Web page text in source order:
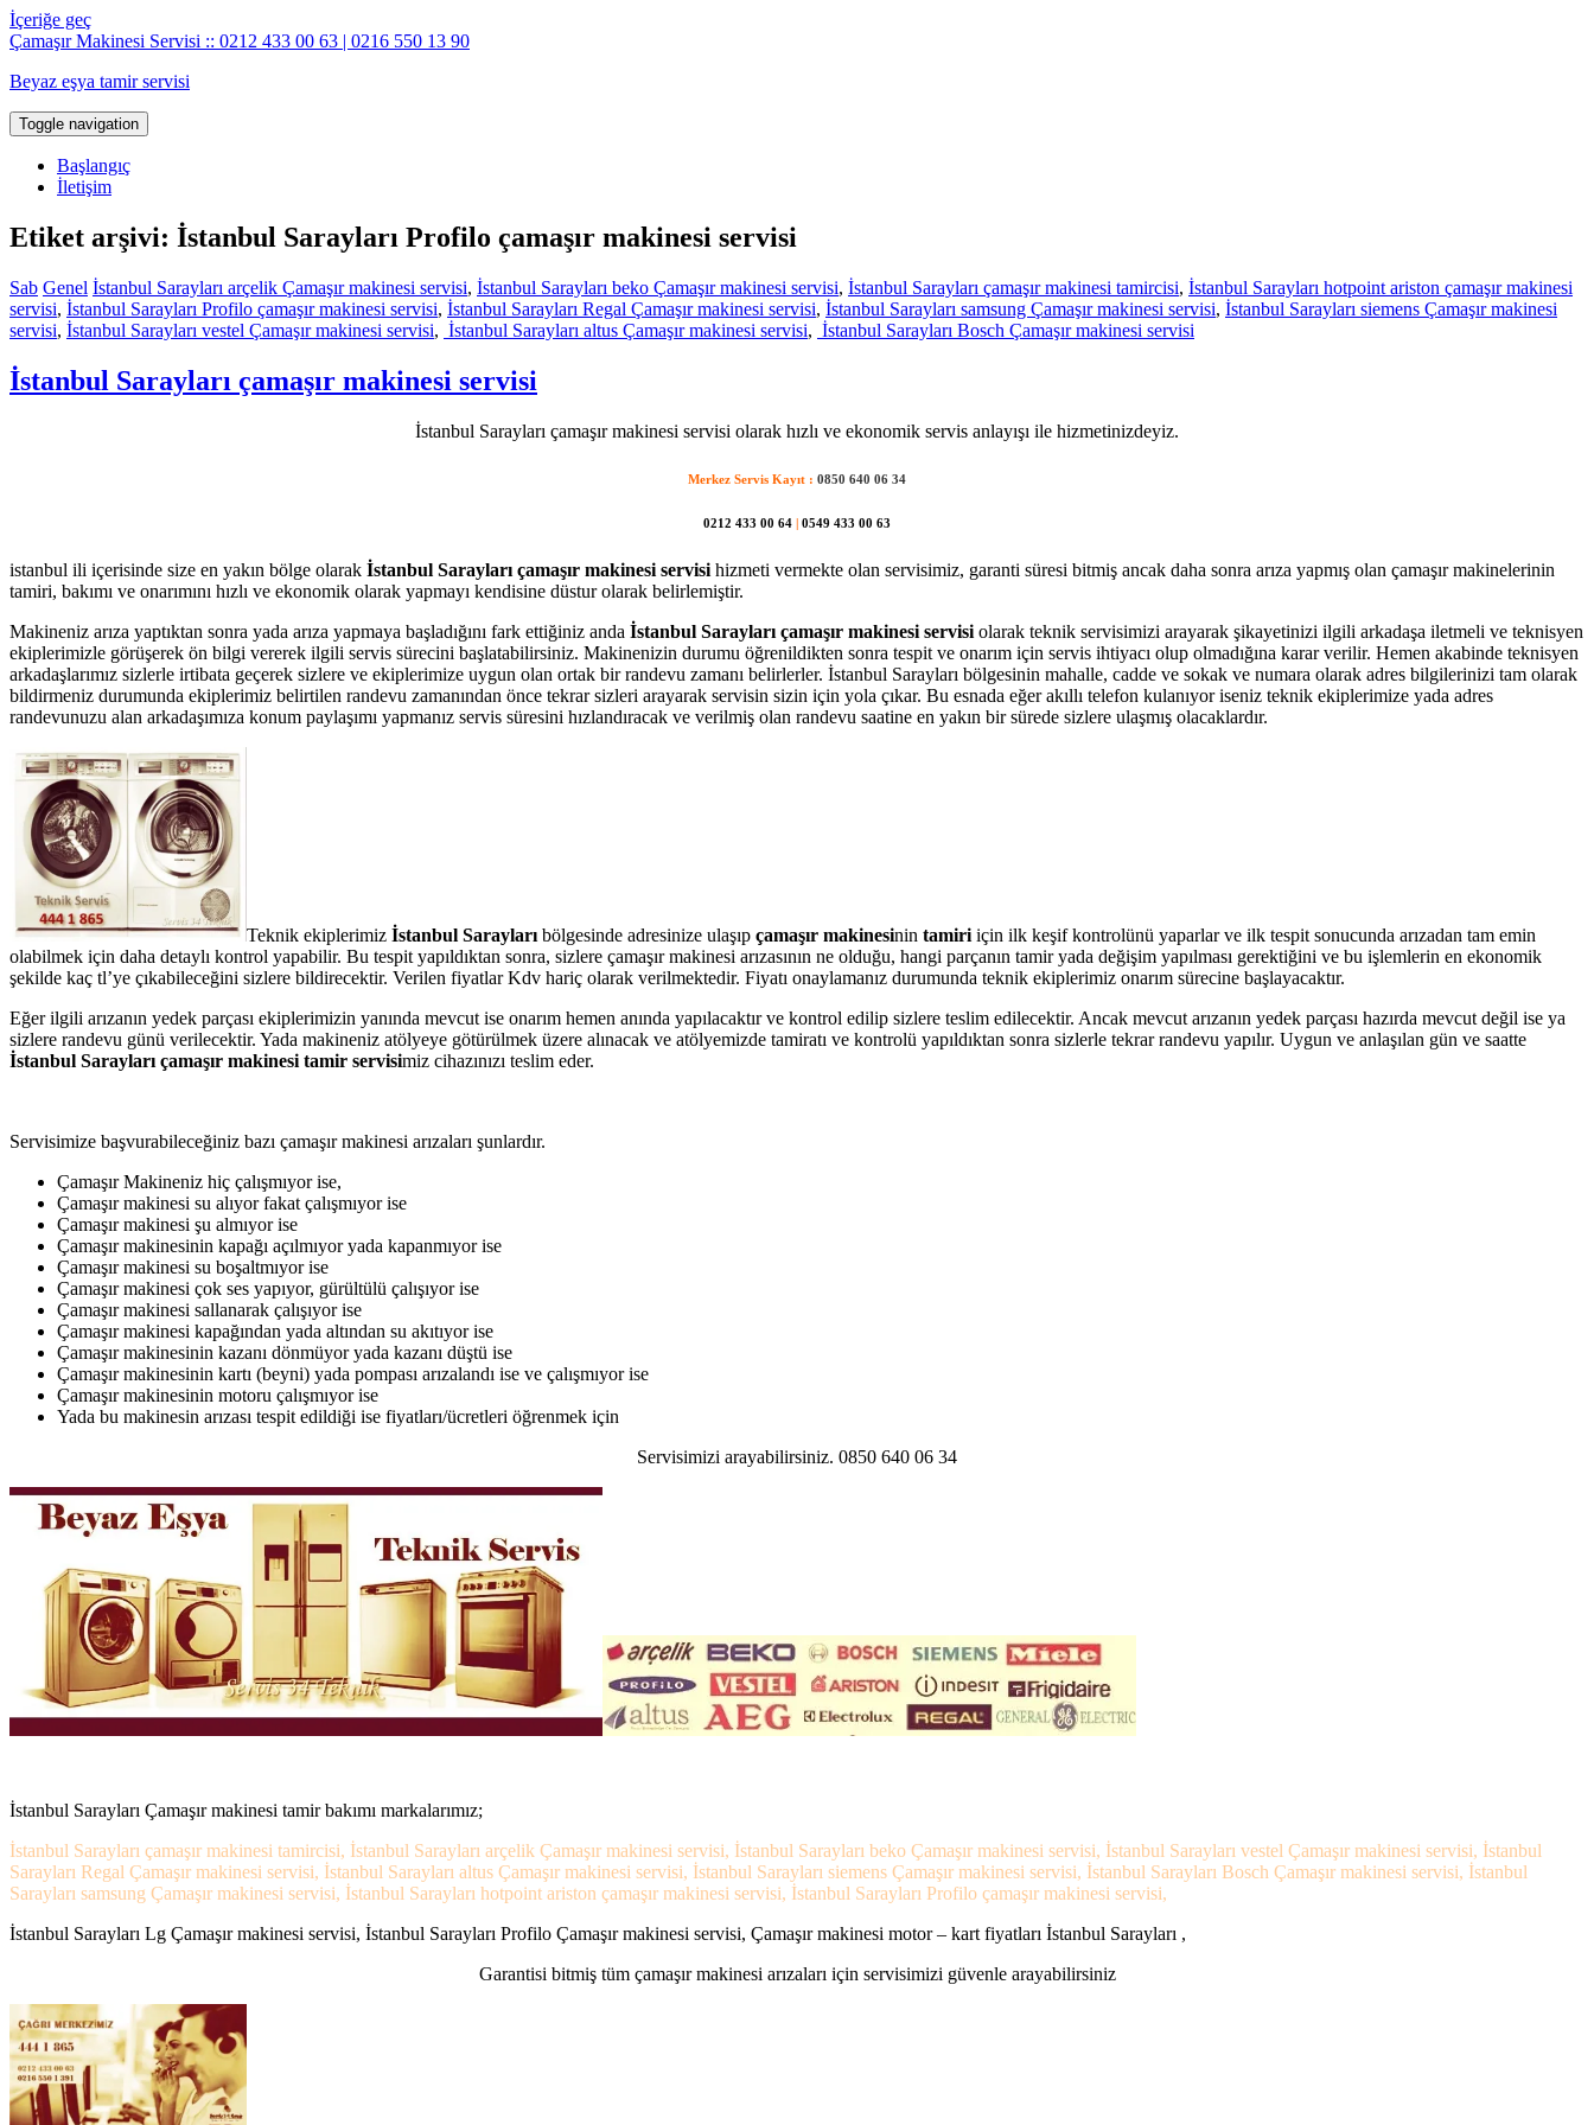
İçeriğe geç
Çamaşır Makinesi Servisi :: 0212 433 00 63 | 0216 550 13 90
Beyaz eşya tamir servisi
Toggle navigation
Başlangıç
İletişim
Etiket arşivi: İstanbul Sarayları Profilo çamaşır makinesi servisi
Sab Genel İstanbul Sarayları arçelik Çamaşır makinesi servisi, İstanbul Sarayları beko Çamaşır makinesi servisi, İstanbul Sarayları çamaşır makinesi tamircisi, İstanbul Sarayları hotpoint ariston çamaşır makinesi
servisi, İstanbul Sarayları Profilo çamaşır makinesi servisi, İstanbul Sarayları Regal Çamaşır makinesi servisi, İstanbul Sarayları samsung Çamaşır makinesi servisi, İstanbul Sarayları siemens Çamaşır makinesi
servisi, İstanbul Sarayları vestel Çamaşır makinesi servisi, İstanbul Sarayları altus Çamaşır makinesi servisi, İstanbul Sarayları Bosch Çamaşır makinesi servisi
İstanbul Sarayları çamaşır makinesi servisi
İstanbul Sarayları çamaşır makinesi servisi olarak hızlı ve ekonomik servis anlayışı ile hizmetinizdeyiz.
Merkez Servis Kayıt : 0850 640 06 34
0212 433 00 64 | 0549 433 00 63
istanbul ili içerisinde size en yakın bölge olarak İstanbul Sarayları çamaşır makinesi servisi hizmeti vermekte olan servisimiz, garanti süresi bitmiş ancak daha sonra arıza yapmış olan çamaşır makinelerinin
tamiri, bakımı ve onarımını hızlı ve ekonomik olarak yapmayı kendisine düstur olarak belirlemiştir.
Makineniz arıza yaptıktan sonra yada arıza yapmaya başladığını fark ettiğiniz anda İstanbul Sarayları çamaşır makinesi servisi olarak teknik servisimizi arayarak şikayetinizi ilgili arkadaşa iletmeli ve teknisyen
ekiplerimizle görüşerek ön bilgi vererek ilgili servis sürecini başlatabilirsiniz. Makinenizin durumu öğrenildikten sonra tespit ve onarım için servis ihtiyacı olup olmadığına karar verilir. Hemen akabinde teknisyen
arkadaşlarımız sizlerle irtibata geçerek sizlere ve ekiplerimize uygun olan ortak bir randevu zamanı belirlerler. İstanbul Sarayları bölgesinin mahalle, cadde ve sokak ve numara olarak adres bilgilerinizi tam olarak
bildirmeniz durumunda ekiplerimiz belirtilen randevu zamanından önce tekrar sizleri arayarak servisin sizin için yola çıkar. Bu esnada eğer akıllı telefon kulanıyor iseniz teknik ekiplerimize yada adres
randevunuzu alan arkadaşımıza konum paylaşımı yapmanız servis süresini hızlandıracak ve verilmiş olan randevu saatine en yakın bir sürede sizlere ulaşmış olacaklardır.
Teknik ekiplerimiz İstanbul Sarayları bölgesinde adresinize ulaşıp çamaşır makinesinin tamiri için ilk keşif kontrolünü yaparlar ve ilk tespit sonucunda arızadan tam emin
olabilmek için daha detaylı kontrol yapabilir. Bu tespit yapıldıktan sonra, sizlere çamaşır makinesi arızasının ne olduğu, hangi parçanın tamir yada değişim yapılması gerektiğini ve bu işlemlerin en ekonomik
şekilde kaç tl’ye çıkabileceğini sizlere bildirecektir. Verilen fiyatlar Kdv hariç olarak verilmektedir. Fiyatı onaylamanız durumunda teknik ekiplerimiz onarım sürecine başlayacaktır.
Eğer ilgili arızanın yedek parçası ekiplerimizin yanında mevcut ise onarım hemen anında yapılacaktır ve kontrol edilip sizlere teslim edilecektir. Ancak mevcut arızanın yedek parçası hazırda mevcut değil ise ya
sizlere randevu günü verilecektir. Yada makineniz atölyeye götürülmek üzere alınacak ve atölyemizde tamiratı ve kontrolü yapıldıktan sonra sizlerle tekrar randevu yapılır. Uygun ve anlaşılan gün ve saatte
İstanbul Sarayları çamaşır makinesi tamir servisimiz cihazınızı teslim eder.
Servisimize başvurabileceğiniz bazı çamaşır makinesi arızaları şunlardır.
Çamaşır Makineniz hiç çalışmıyor ise,
Çamaşır makinesi su alıyor fakat çalışmıyor ise
Çamaşır makinesi şu almıyor ise
Çamaşır makinesinin kapağı açılmıyor yada kapanmıyor ise
Çamaşır makinesi su boşaltmıyor ise
Çamaşır makinesi çok ses yapıyor, gürültülü çalışıyor ise
Çamaşır makinesi sallanarak çalışıyor ise
Çamaşır makinesi kapağından yada altından su akıtıyor ise
Çamaşır makinesinin kazanı dönmüyor yada kazanı düştü ise
Çamaşır makinesinin kartı (beyni) yada pompası arızalandı ise ve çalışmıyor ise
Çamaşır makinesinin motoru çalışmıyor ise
Yada bu makinesin arızası tespit edildiği ise fiyatları/ücretleri öğrenmek için
Servisimizi arayabilirsiniz. 0850 640 06 34
İstanbul Sarayları Çamaşır makinesi tamir bakımı markalarımız;
İstanbul Sarayları çamaşır makinesi tamircisi, İstanbul Sarayları arçelik Çamaşır makinesi servisi, İstanbul Sarayları beko Çamaşır makinesi servisi, İstanbul Sarayları vestel Çamaşır makinesi servisi, İstanbul
Sarayları Regal Çamaşır makinesi servisi, İstanbul Sarayları altus Çamaşır makinesi servisi, İstanbul Sarayları siemens Çamaşır makinesi servisi, İstanbul Sarayları Bosch Çamaşır makinesi servisi, İstanbul
Sarayları samsung Çamaşır makinesi servisi, İstanbul Sarayları hotpoint ariston çamaşır makinesi servisi, İstanbul Sarayları Profilo çamaşır makinesi servisi,
İstanbul Sarayları Lg Çamaşır makinesi servisi, İstanbul Sarayları Profilo Çamaşır makinesi servisi, Çamaşır makinesi motor – kart fiyatları İstanbul Sarayları ,
Garantisi bitmiş tüm çamaşır makinesi arızaları için servisimizi güvenle arayabilirsiniz